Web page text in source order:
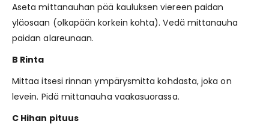
Aseta mittanauhan pää kauluksen viereen paidan
yläosaan (olkapään korkein kohta). Vedä mittanauha
paidan alareunaan.
B Rinta
Mittaa itsesi rinnan ympärysmitta kohdasta, joka on
levein. Pidä mittanauha vaakasuorassa.
C Hihan pituus